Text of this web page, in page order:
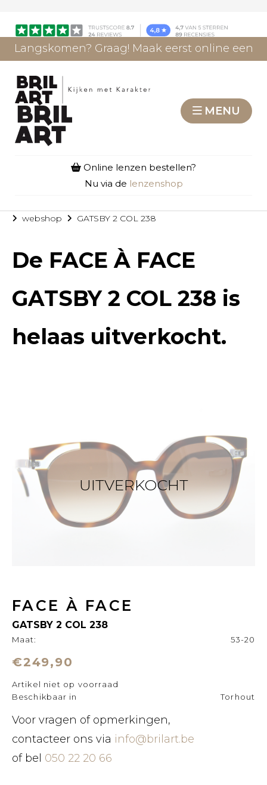
Langskomen? Graag! Maak eerst online een
MENU
Online lenzen bestellen?
Nu via de lenzenshop
webshop GATSBY 2 COL 238
De FACE À FACE
GATSBY 2 COL 238 is
helaas uitverkocht.
UITVERKOCHT
FACE À FACE
GATSBY 2 COL 238
Maat: 53-20
€249,90
Artikel niet op voorraad
Beschikbaar in
Torhout
Voor vragen of opmerkingen,
contacteer ons via info@brilart.be
of bel 050 22 20 66